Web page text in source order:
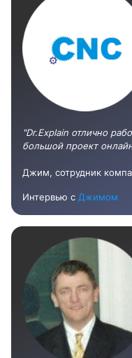
"Dr.Explain отлично
большой проект
Джим, сотрудник
Интервью с Джимом